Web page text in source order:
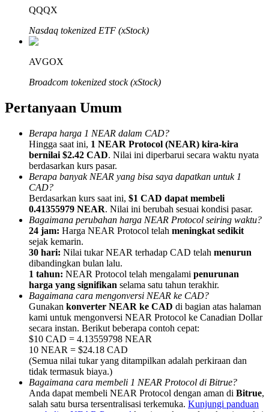
Afiliasi Bitrue
Hingga 65% Komisi!
Referensi
Undang teman untuk mendapatkan imbalan tunai
Deposit CASHCAT & Win
Deposit CASHCAT & Win
Share 500000 CASHCAT prize pool
QQQX
Nasdaq tokenized ETF (xStock)
AVGOX
Broadcom tokenized stock (xStock)
Pertanyaan Umum
Berapa harga 1 NEAR dalam CAD?
Hingga saat ini, 1 NEAR Protocol (NEAR) kira-kira
bernilai $2.42 CAD. Nilai ini diperbarui secara waktu nyata
berdasarkan kurs pasar.
Berapa banyak NEAR yang bisa saya dapatkan untuk 1
CAD?
Berdasarkan kurs saat ini, $1 CAD dapat membeli
0.41355979 NEAR. Nilai ini berubah sesuai kondisi pasar.
Bagaimana perubahan harga NEAR Protocol seiring waktu?
24 jam: Harga NEAR Protocol telah meningkat sedikit
sejak kemarin.
30 hari: Nilai tukar NEAR terhadap CAD telah menurun
dibandingkan bulan lalu.
1 tahun: NEAR Protocol telah mengalami penurunan
harga yang signifikan selama satu tahun terakhir.
Bagaimana cara mengonversi NEAR ke CAD?
Gunakan konverter NEAR ke CAD di bagian atas halaman
kami untuk mengonversi NEAR Protocol ke Canadian Dollar
secara instan. Berikut beberapa contoh cepat:
$10 CAD = 4.13559798 NEAR
10 NEAR = $24.18 CAD
(Semua nilai tukar yang ditampilkan adalah perkiraan dan
tidak termasuk biaya.)
Bagaimana cara membeli 1 NEAR Protocol di Bitrue?
Anda dapat membeli NEAR Protocol dengan aman di Bitrue,
salah satu bursa tersentralisasi terkemuka. Kunjungi panduan